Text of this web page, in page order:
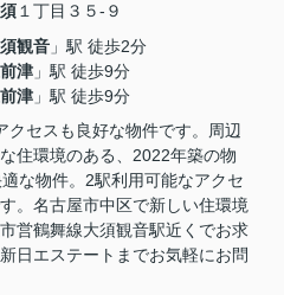
１丁目３５-９
観音 」駅 徒歩2分
津 」駅 徒歩9分
津 」駅 徒歩9分
クセスも良好な物件です。周辺
住環境のある、2022年築の物
な物件。2駅利用可能なアクセ
。名古屋市中区で新しい住環境
営鶴舞線大須観音駅近くでお求
日エステートまでお気軽にお問